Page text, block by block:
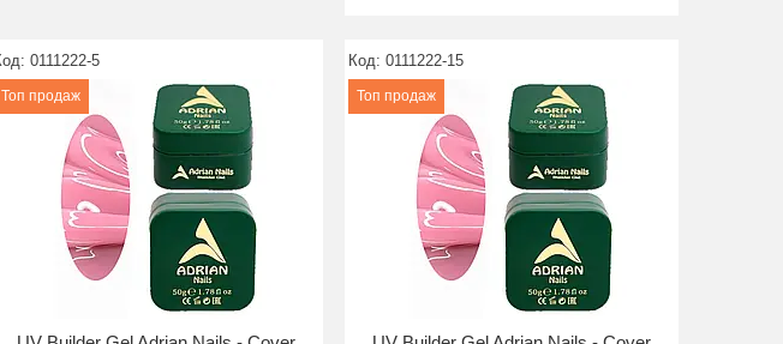
0111222-5
Топ продаж
0111222-15
Топ продаж